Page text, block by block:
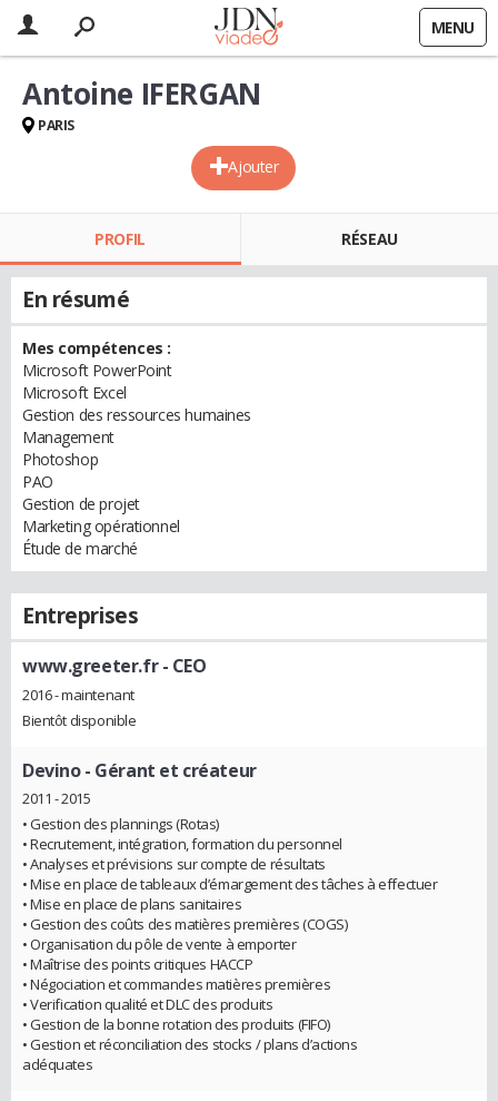
MENU
Ajouter
Antoine IFERGAN
PARIS
PROFIL RÉSEAU
En résumé
Mes compétences :
Microsoft PowerPoint
Microsoft Excel
Gestion des ressources humaines
Management
Photoshop
PAO
Gestion de projet
Marketing opérationnel
Étude de marché
Entreprises
www.greeter.fr- CEO
2016 - maintenant
Bientôt disponible
Devino- Gérant et créateur
2011 - 2015
• Gestion des plannings (Rotas)
• Recrutement, intégration, formation du personnel
• Analyses et prévisions sur compte de résultats
• Mise en place de tableaux d’émargement des tâches à effectuer
• Mise en place de plans sanitaires
• Gestion des coûts des matières premières (COGS)
• Organisation du pôle de vente à emporter
• Maîtrise des points critiques HACCP
• Négociation et commandes matières premières
• Verification qualité et DLC des produits
• Gestion de la bonne rotation des produits (FIFO)
• Gestion et réconciliation des stocks / plans d’actions
adéquates